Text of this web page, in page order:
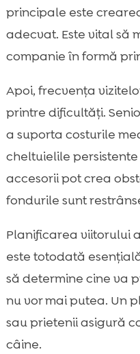
principale este
adecvat. Este vital să
companie în formă
Apoi, frecvența
printre dificultăți.
a suporta costurile
cheltuielile
accesorii pot crea
fondurile sunt
Planificarea viitorului
este totodată
să determine cine va
nu vor mai putea. Un
sau prietenii asigură
câine.